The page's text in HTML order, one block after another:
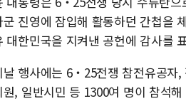
군 진영에 잠입해 활동하던 간첩을
대한민국을 지켜낸 공헌에 감사를
날 행사에는 6‧25전쟁 참전유공자,
원, 일반시민 등 1300여 명이 참석